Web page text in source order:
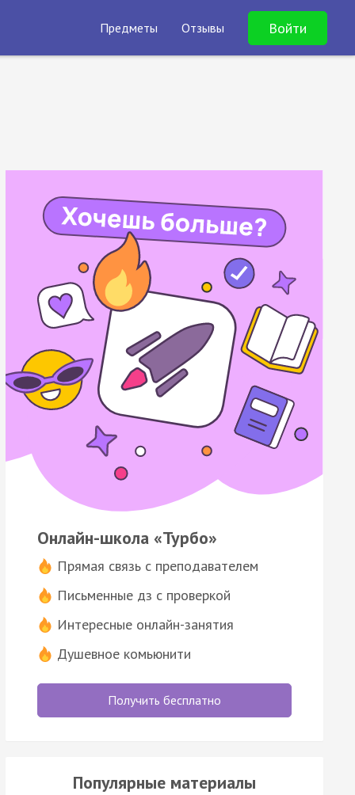
Предметы Отзывы Войти
Онлайн-школа «Турбо»
Прямая связь с преподавателем
Письменные дз с проверкой
Интересные онлайн-занятия
Душевное комьюнити
Получить бесплатно
Популярные материалы